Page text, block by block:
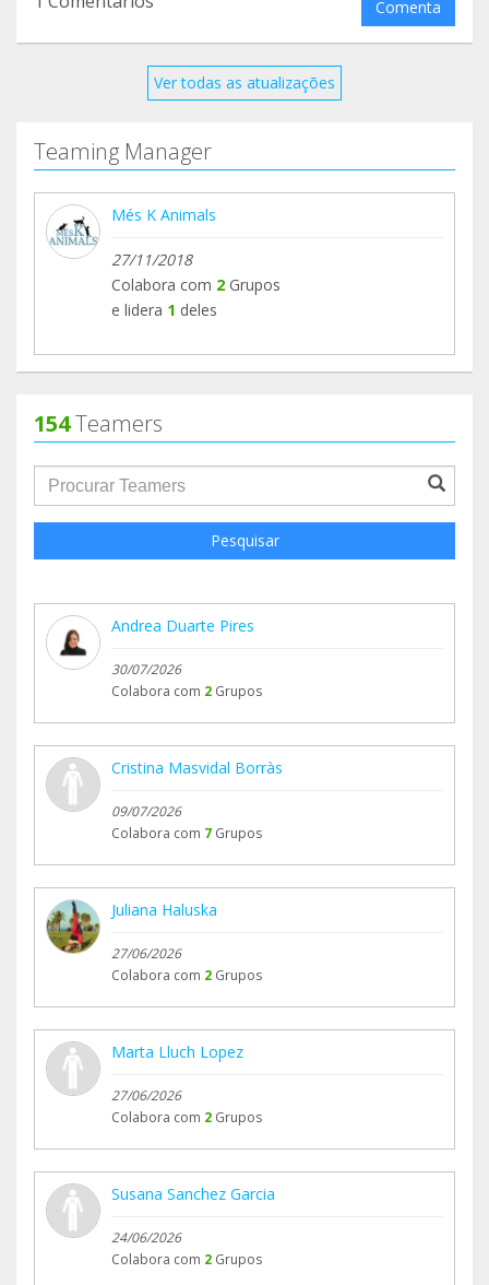
Comenta
Ver todas as atualizações
Teaming Manager
Més K Animals
27/11/2018
Colabora com 2 Grupos
e lidera 1 deles
154Teamers
groupProfile.searchForm.search.text???
Pesquisar
Andrea Duarte Pires
30/07/2026
Colabora com 2 Grupos
Cristina Masvidal Borràs
09/07/2026
Colabora com 7 Grupos
Juliana Haluska
27/06/2026
Colabora com 2 Grupos
Marta Lluch Lopez
27/06/2026
Colabora com 2 Grupos
Susana Sanchez Garcia
24/06/2026
Colabora com 2 Grupos